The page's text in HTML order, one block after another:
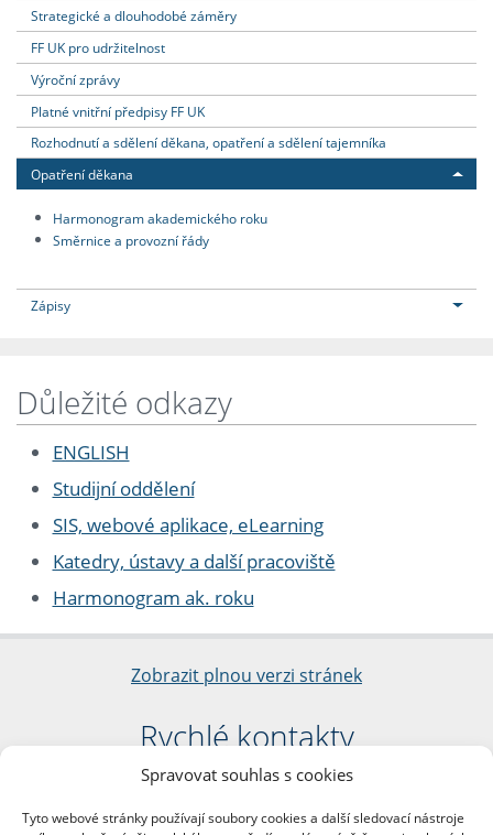
Spravovat souhlas s cookies
Tyto webové stránky používají soubory cookies a další sledovací nástroje
Strategické a dlouhodobé záměry
FF UK pro udržitelnost
Výroční zprávy
Platné vnitřní předpisy FF UK
Rozhodnutí a sdělení děkana, opatření a sdělení tajemníka
Opatření děkana
Harmonogram akademického roku
Směrnice a provozní řády
Zápisy
Důležité odkazy
ENGLISH
Studijní oddělení
SIS, webové aplikace, eLearning
Katedry, ústavy a další pracoviště
Harmonogram ak. roku
Zobrazit plnou verzi stránek
Rychlé kontakty
Filozofická fakulta
nám. Jana Palacha 1/2